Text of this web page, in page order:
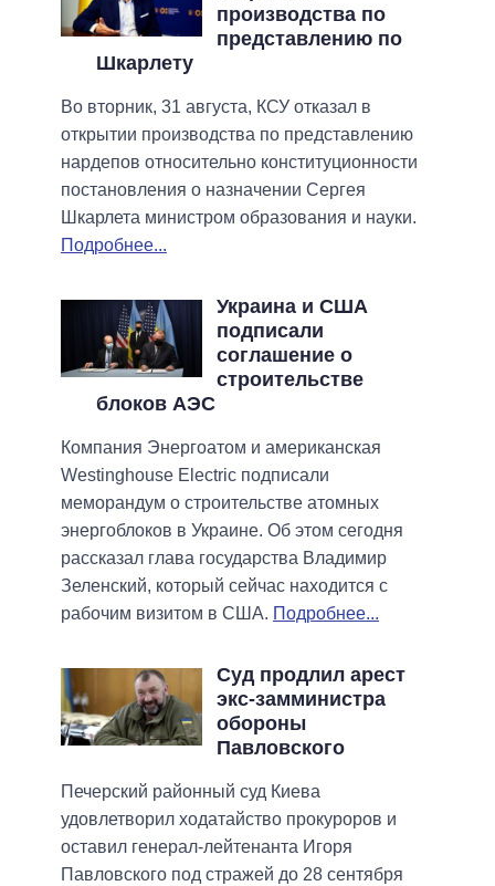
производства по
представлению по
Шкарлету
Во вторник, 31 августа, КСУ отказал в
открытии производства по представлению
нардепов относительно конституционности
постановления о назначении Сергея
Шкарлета министром образования и науки.
Подробнее...
Украина и США
подписали
соглашение о
строительстве
блоков АЭС
Компания Энергоатом и американская
Westinghouse Electric подписали
меморандум о строительстве атомных
энергоблоков в Украине. Об этом сегодня
рассказал глава государства Владимир
Зеленский, который сейчас находится с
рабочим визитом в США. Подробнее...
Суд продлил арест
экс-замминистра
обороны
Павловского
Печерский районный суд Киева
удовлетворил ходатайство прокуроров и
оставил генерал-лейтенанта Игоря
Павловского под стражей до 28 сентября